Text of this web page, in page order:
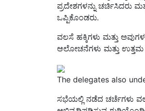
ಒಪ್ಪಿಕೊಂಡರು.
ವಲಸೆ ಹಕ್ಕಿಗಳು ಮತ್ತು
ಆಲೋಚನೆಗಳು ಮತ್ತು ಉತ್ತಮ
The delegates also
ಸಭೆಯಲ್ಲಿ ನಡೆದ ಚರ್ಚೆಗಳು
ಅಭಿವೃದ್ಧಿಪಡಿಸುವ